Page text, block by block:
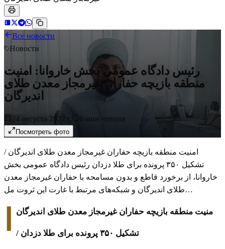
Все новости
Новости
رئیس دادگاه عمومی بخش خاروانا: امنیت
منطقه بازیچه حفاران غیرمجاز معدن طلای
اندیرگان
24 августа 2022 г. 6 мин чтения
Посмотреть фото
امنیت منطقه بازیچه حفاران غیرمجاز معدن طلای اندیرگان /
تشکیل ۳۵۰ پرونده برای طلا دزدان رئیس دادگاه عمومی بخش
خاروانا، از برخورد قاطع و بدون مسامحه با حفاران غیرمجاز معدن
طلای اندیرگان و شبکه‌های مرتبط با غارت این ثروت مل…
منیت منطقه بازیچه حفاران غیرمجاز معدن طلای اندیرگان
/ تشکیل ۳۵۰پرونده برای طلا دزدان